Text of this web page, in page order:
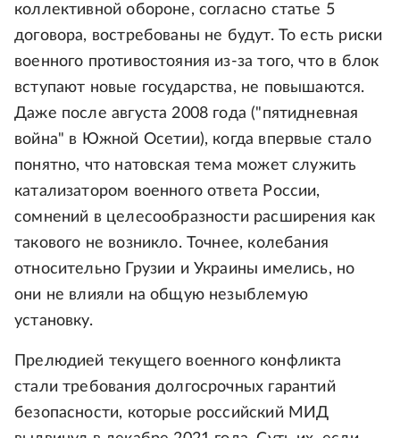
коллективной обороне, согласно статье 5
договора, востребованы не будут. То есть риски
военного противостояния из-за того, что в блок
вступают новые государства, не повышаются.
Даже после августа 2008 года ("пятидневная
война" в Южной Осетии), когда впервые стало
понятно, что натовская тема может служить
катализатором военного ответа России,
сомнений в целесообразности расширения как
такового не возникло. Точнее, колебания
относительно Грузии и Украины имелись, но
они не влияли на общую незыблемую
установку.
Прелюдией текущего военного конфликта
стали требования долгосрочных гарантий
безопасности, которые российский МИД